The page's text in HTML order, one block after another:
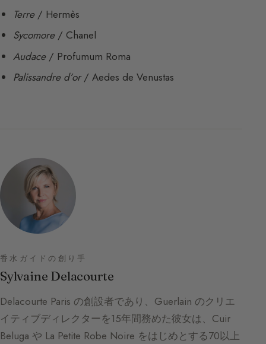
Terre/ Hermès
Sycomore/ Chanel
Audace/ Profumum Roma
Palissandre d’or/ Aedes de Venustas
香水ガイドの創り手
Sylvaine Delacourte
Delacourte Paris の創設者であり、Guerlain のクリエ
イティブディレクターを15年間務めた彼女は、Cuir
Beluga や La Petite Robe Noire をはじめとする70以上